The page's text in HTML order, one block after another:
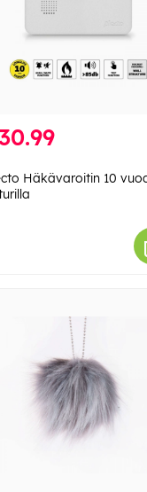
Häkävaroitin 10